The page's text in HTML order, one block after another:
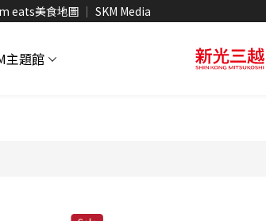
eats美食地圖 SKM Media
主題館